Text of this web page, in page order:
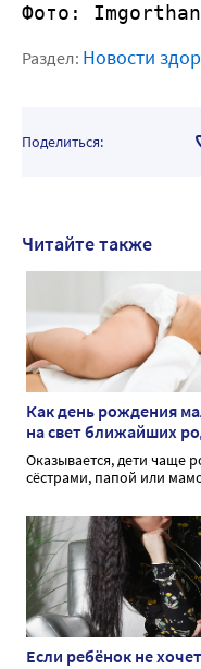
Фото:
Раздел: Новости
Поделиться:
Читайте также
Как день рождения
на свет ближайших
Оказывается, дети чаще
сёстрами, папой или
Если ребёнок не